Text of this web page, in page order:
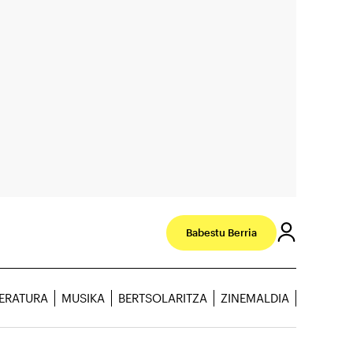
Babestu Berria
MUSIKA BERTSOLARITZA ZINEMALDIA